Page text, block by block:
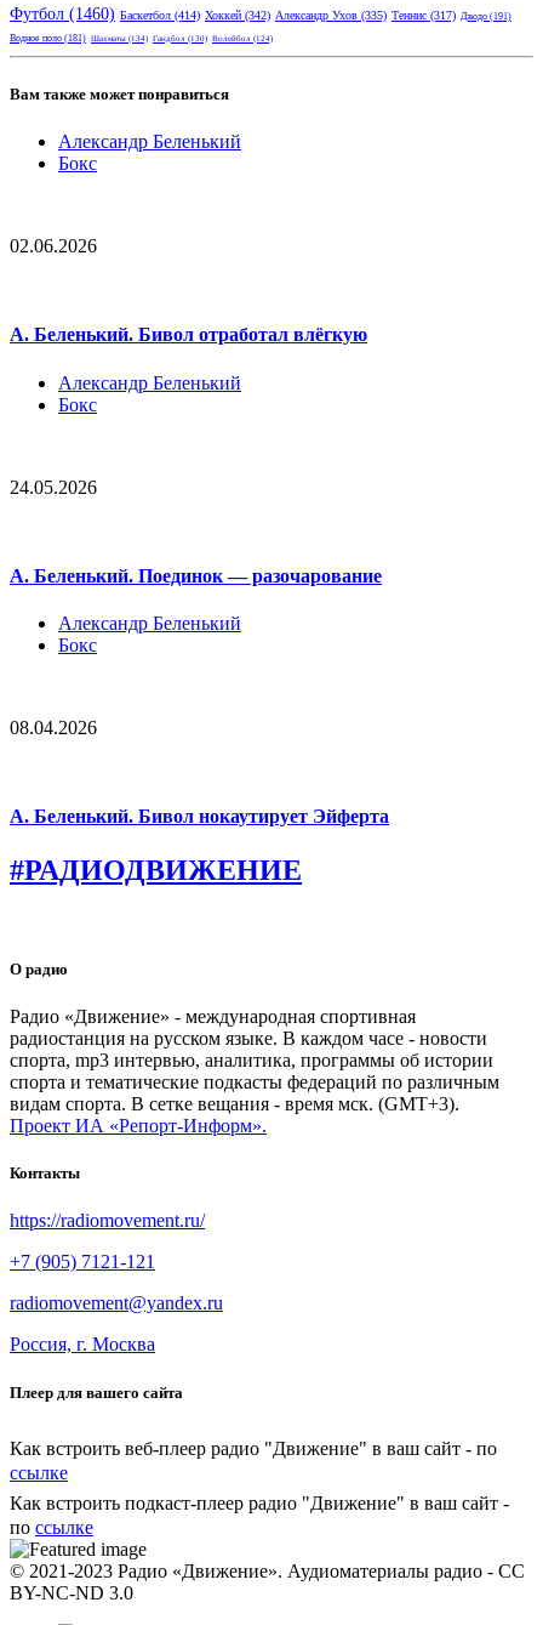
Футбол (1460) Баскетбол (414) Хоккей (342) Александр Ухов (335) Теннис (317) Дзюдо (191)
Водное поло (181) Шахматы (134) Гандбол (130) Волейбол (124)
Вам также может понравиться
Александр Беленький
Бокс
02.06.2026
А. Беленький. Бивол отработал влёгкую
Александр Беленький
Бокс
24.05.2026
А. Беленький. Поединок — разочарование
Александр Беленький
Бокс
08.04.2026
А. Беленький. Бивол нокаутирует Эйферта
#РАДИОДВИЖЕНИЕ
О радио
Радио «Движение» - международная спортивная
радиостанция на русском языке. В каждом часе - новости
спорта, mp3 интервью, аналитика, программы об истории
спорта и тематические подкасты федераций по различным
видам спорта. В сетке вещания - время мск. (GMT+3).
Проект ИА «Репорт-Информ».
Контакты
https://radiomovement.ru/
+7 (905) 7121-121
radiomovement@yandex.ru
Россия, г. Москва
Плеер для вашего сайта
Как встроить веб-плеер радио "Движение" в ваш сайт - по
ссылке
Как встроить подкаст-плеер радио "Движение" в ваш сайт -
по ссылке
© 2021-2023 Радио «Движение». Аудиоматериалы радио - CC
BY-NC-ND 3.0